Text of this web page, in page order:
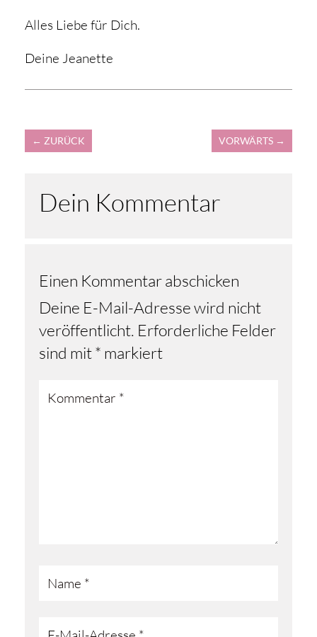
Alles Liebe für Dich.
Deine Jeanette
← ZURÜCK VORWÄRTS →
Dein Kommentar
Einen Kommentar abschicken
Deine E-Mail-Adresse wird nicht
veröffentlicht. Erforderliche Felder
sind mit* markiert